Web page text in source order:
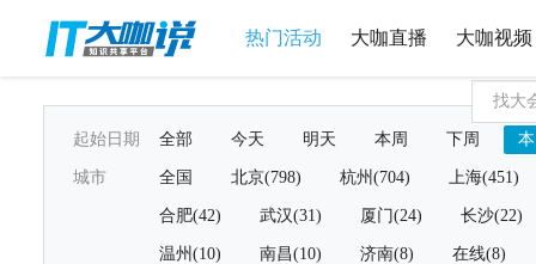
热门活动 大咖直播 大咖视频
起始日期 全部 今天 明天 本周 下周
城市 全国 北京(798) 杭州(704) 上海(451)
合肥(42) 武汉(31) 厦门(24) 长沙(22)
温州(10) 南昌(10) 济南(8) 在线(8)